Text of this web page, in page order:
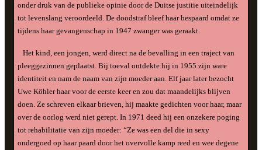
onder druk van de publieke opinie door de Duitse justitie uiteindelijk
tot levenslang veroordeeld. De doodstraf bleef haar bespaard omdat ze
tijdens haar gevangenschap in 1947 zwanger was geraakt.
Het kind, een jongen, werd direct na de bevalling in een traject van
pleeggezinnen geplaatst. Bij toeval ontdekte hij in 1955 zijn ware
identiteit en nam de naam van zijn moeder aan. Elf jaar later bezocht
Uwe Köhler haar voor de eerste keer en zou dat maandelijks blijven
doen. Ze schreven elkaar brieven, hij maakte gedichten voor haar, maar
over de oorlog werd niet gerept. In 1971 deed hij een onzekere poging
tot rehabilitatie van zijn moeder: “Ze was een del die in sexy
ondergoed op haar paard door het overvolle kamp reed en wee degene